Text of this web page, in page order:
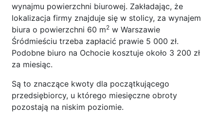
wynajmu powierzchni biurowej. Zakładając, że
lokalizacja firmy znajduje się w stolicy, za wynajem
biura o powierzchni 60 m2w Warszawie
Śródmieściu trzeba zapłacić prawie 5 000 zł.
Podobne biuro na Ochocie kosztuje około 3 200 zł
za miesiąc.
Są to znaczące kwoty dla początkującego
przedsiębiorcy, u którego miesięczne obroty
pozostają na niskim poziomie.